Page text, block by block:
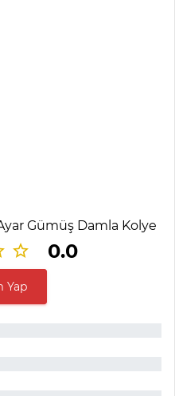
Gümüş Damla Kolye
0.0
Yap